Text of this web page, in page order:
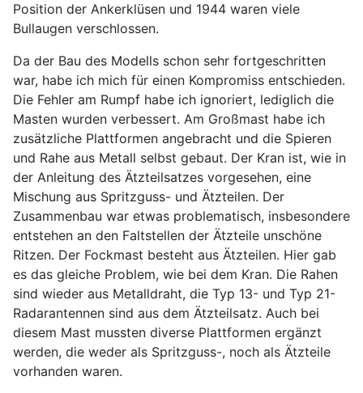
Position der Ankerklüsen und 1944 waren viele
Bullaugen verschlossen.
Da der Bau des Modells schon sehr fortgeschritten
war, habe ich mich für einen Kompromiss entschieden.
Die Fehler am Rumpf habe ich ignoriert, lediglich die
Masten wurden verbessert. Am Großmast habe ich
zusätzliche Plattformen angebracht und die Spieren
und Rahe aus Metall selbst gebaut. Der Kran ist, wie in
der Anleitung des Ätzteilsatzes vorgesehen, eine
Mischung aus Spritzguss- und Ätzteilen. Der
Zusammenbau war etwas problematisch, insbesondere
entstehen an den Faltstellen der Ätzteile unschöne
Ritzen. Der Fockmast besteht aus Ätzteilen. Hier gab
es das gleiche Problem, wie bei dem Kran. Die Rahen
sind wieder aus Metalldraht, die Typ 13- und Typ 21-
Radarantennen sind aus dem Ätzteilsatz. Auch bei
diesem Mast mussten diverse Plattformen ergänzt
werden, die weder als Spritzguss-, noch als Ätzteile
vorhanden waren.